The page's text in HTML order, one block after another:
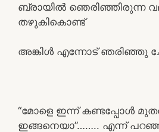
ബ്രായിൽ ഞെരിഞ്ഞിരുന്ന
തഴുകികൊണ്ട്
അങ്കിൾ എന്നോട് ഞരിഞ്ഞു
“മോളെ ഇന്ന് കണ്ടപ്പോൾ
ഇങ്ങനെയാ”…….. എന്ന്